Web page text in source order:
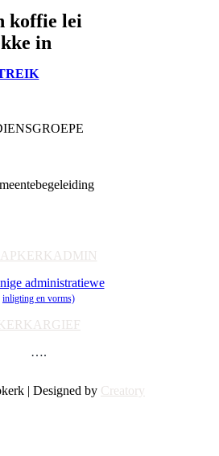
koffie lei
in
administratiewe
inligting en vorms)
….
| Designed by Creatory